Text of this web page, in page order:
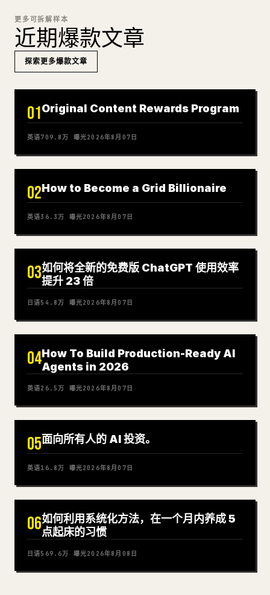
更多可拆解样本
近期爆款文章
探索更多爆款文章
01Original Content Rewards Program
英语709.8万 曝光2026年8月07日
02How to Become a Grid Billionaire
英语36.3万 曝光2026年8月07日
03如何将全新的免费版 ChatGPT 使用效率
提升 23 倍
日语54.8万 曝光2026年8月07日
04How To Build Production-Ready AI
Agents in 2026
英语26.5万 曝光2026年8月07日
05面向所有人的 AI 投资。
英语16.8万 曝光2026年8月07日
06如何利用系统化方法，在一个月内养成 5
点起床的习惯
日语569.6万 曝光2026年8月08日